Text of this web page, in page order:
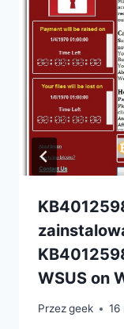
WSUS on
Przezgeek 16